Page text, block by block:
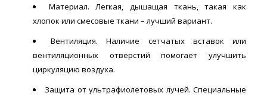
Материал. Легкая, дышащая ткань, такая как
хлопок или смесовые ткани – лучший вариант.
Вентиляция. Наличие сетчатых вставок или
вентиляционных отверстий помогает улучшить
циркуляцию воздуха.
Защита от ультрафиолетовых лучей. Специальные